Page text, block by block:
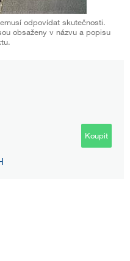
odpovídat skutečnosti.
obsaženy v názvu a popisu
Koupit